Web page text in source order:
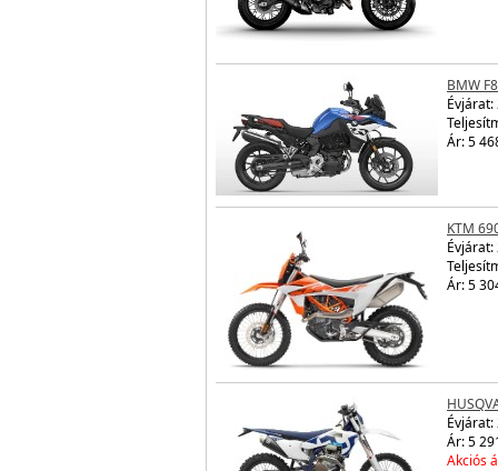
BMW
Évjárat:
Ár: 5
KTM
Évjárat:
Ár: 5
Évjárat:
Ár: 5
Akciós